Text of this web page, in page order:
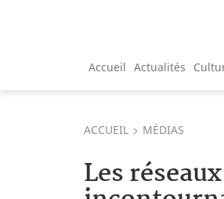
Accueil Actualités
ACCUEIL MÉDIAS
Les